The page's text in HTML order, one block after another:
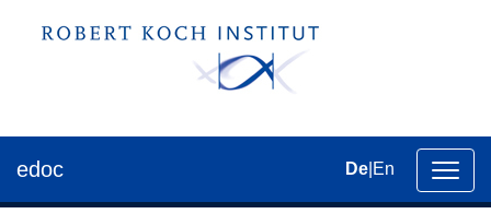
edoc De En